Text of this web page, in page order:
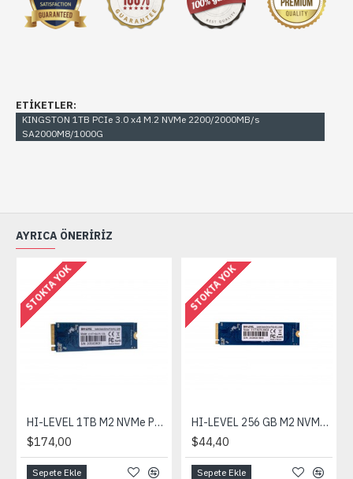
ETIKETLER:
KINGSTON 1TB PCIe 3.0 x4 M.2 NVMe 2200/2000MB/s
SA2000M8/1000G
AYRICA ÖNERIRIZ
STOKTA YOK
HI-LEVEL 1TB M2 NVMe PCI-E G4X4 SSD 3600-3400MBs
$174,00
Sepete Ekle
STOKTA YOK
HI-LEVEL 256 GB M2 NVMe PCIe3 2280 3300/1200MBs SSD
$44,40
Sepete Ekle